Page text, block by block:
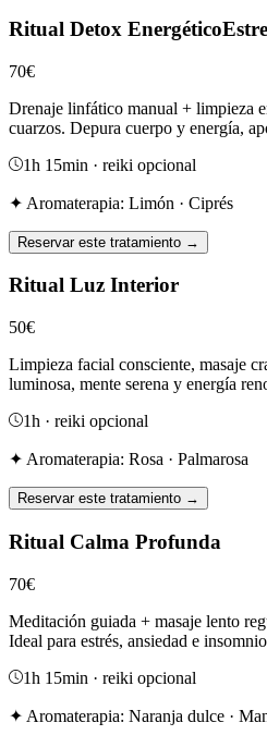
Ritual Detox Energético
70€
Drenaje linfático manual + limpieza
cuarzos. Depura cuerpo y energía,
1h 15min · reiki opcional
✦ Aromaterapia: Limón · Ciprés
Reservar este tratamiento →
Ritual Luz Interior
50€
Limpieza facial consciente, masaje
luminosa, mente serena y energía
1h · reiki opcional
✦ Aromaterapia: Rosa · Palmarosa
Reservar este tratamiento →
Ritual Calma Profunda
70€
Meditación guiada + masaje lento
Ideal para estrés, ansiedad e
1h 15min · reiki opcional
✦ Aromaterapia: Naranja dulce ·